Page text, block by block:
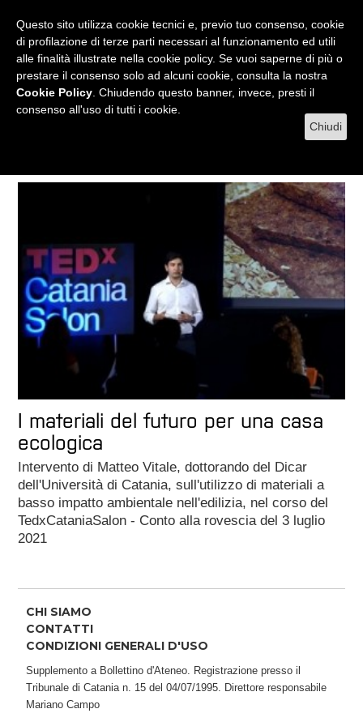
Questo sito utilizza cookie tecnici e, previo tuo consenso, cookie
di profilazione di terze parti necessari al funzionamento ed utili
alle finalità illustrate nella cookie policy. Se vuoi saperne di più o
prestare il consenso solo ad alcuni cookie, consulta la nostra
Cookie Policy . Chiudendo questo banner, invece, presti il
consenso all'uso di tutti i cookie.
Chiudi
RADIO WEB TV L'AGENDA
MENU
I materiali del futuro per una casa
ecologica
Intervento di Matteo Vitale, dottorando del Dicar
dell'Università di Catania, sull'utilizzo di materiali a
basso impatto ambientale nell'edilizia, nel corso del
TedxCataniaSalon - Conto alla rovescia del 3 luglio
2021
CHI SIAMO
CONTATTI
CONDIZIONI GENERALI D'USO
Supplemento a Bollettino d'Ateneo. Registrazione presso il
Tribunale di Catania n. 15 del 04/07/1995. Direttore responsabile
Mariano Campo